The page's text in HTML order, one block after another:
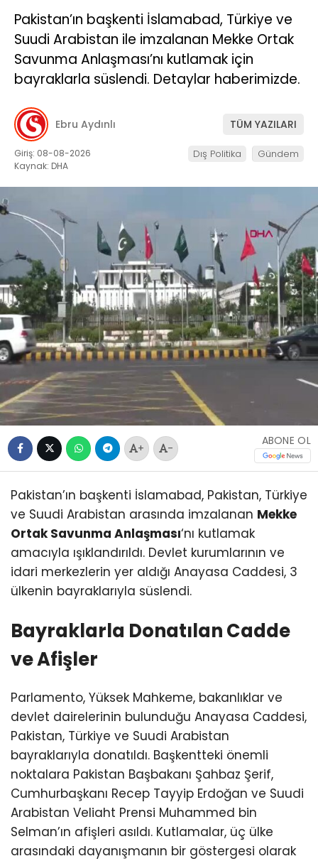
Pakistan’ın başkenti İslamabad, Türkiye ve
Suudi Arabistan ile imzalanan Mekke Ortak
Savunma Anlaşması’nı kutlamak için
bayraklarla süslendi. Detaylar haberimizde.
Ebru Aydınlı TÜM YAZILARI
Giriş: 08-08-2026
Kaynak: DHA
Dış Politika Gündem
+ -
ABONE OL
Pakistan’ın başkenti İslamabad, Pakistan, Türkiye
ve Suudi Arabistan arasında imzalanan Mekke
Ortak Savunma Anlaşması‘nı kutlamak
amacıyla ışıklandırıldı. Devlet kurumlarının ve
idari merkezlerin yer aldığı Anayasa Caddesi, 3
ülkenin bayraklarıyla süslendi.
Bayraklarla Donatılan Cadde
ve Afişler
Parlamento, Yüksek Mahkeme, bakanlıklar ve
devlet dairelerinin bulunduğu Anayasa Caddesi,
Pakistan, Türkiye ve Suudi Arabistan
bayraklarıyla donatıldı. Başkentteki önemli
noktalara Pakistan Başbakanı Şahbaz Şerif,
Cumhurbaşkanı Recep Tayyip Erdoğan ve Suudi
Arabistan Veliaht Prensi Muhammed bin
Selman’ın afişleri asıldı. Kutlamalar, üç ülke
arasındaki dayanışmanın bir göstergesi olarak